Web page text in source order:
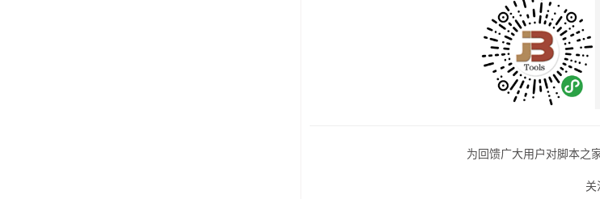
为回馈广大用户对脚本之
关